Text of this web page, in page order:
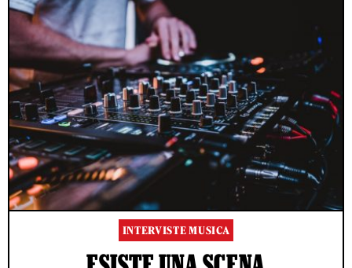
INTERVISTE MUSICA